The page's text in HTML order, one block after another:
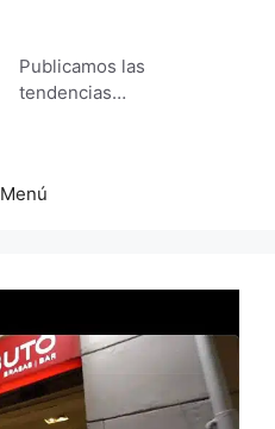
Publicamos las
tendencias…
Menú